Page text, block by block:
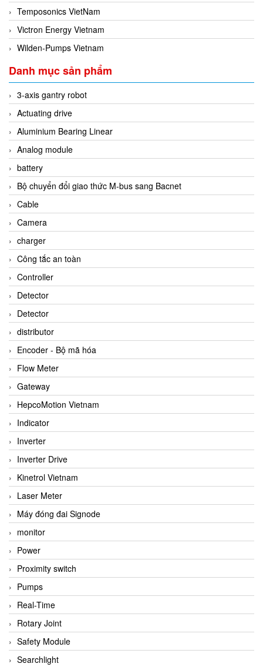
Temposonics VietNam
Victron Energy Vietnam
Wilden-Pumps Vietnam
Danh mục sản phẩm
3-axis gantry robot
Actuating drive
Aluminium Bearing Linear
Analog module
battery
Bộ chuyển đổi giao thức M-bus sang Bacnet
Cable
Camera
charger
Công tắc an toàn
Controller
Detector
Detector
distributor
Encoder - Bộ mã hóa
Flow Meter
Gateway
HepcoMotion Vietnam
Indicator
Inverter
Inverter Drive
Kinetrol Vietnam
Laser Meter
Máy đóng đai Signode
monitor
Power
Proximity switch
Pumps
Real-Time
Rotary Joint
Safety Module
Searchlight